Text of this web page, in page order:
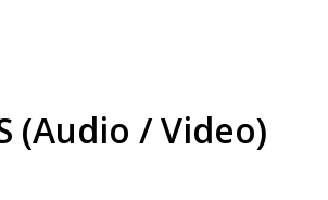
(Audio / Video)